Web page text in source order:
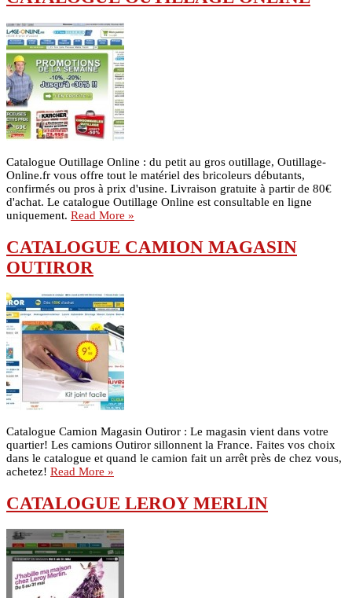
Catalogue Outillage Online : du petit au gros outillage, Outillage-
Online.fr vous offre tout le matériel des bricoleurs débutants,
confirmés ou pros à prix d'usine. Livraison gratuite à partir de 80€
d'achat. Le catalogue Outillage Online est consultable en ligne
uniquement. Read More »
CATALOGUE CAMION MAGASIN
OUTIROR
Catalogue Camion Magasin Outiror : Le magasin vient dans votre
quartier! Les camions Outiror sillonnent la France. Faites vos choix
dans le catalogue et quand le camion fait un arrêt près de chez vous,
achetez! Read More »
CATALOGUE LEROY MERLIN